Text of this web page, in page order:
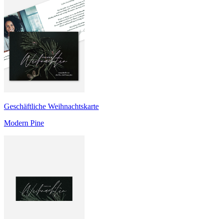
Geschäftliche Weihnachtskarte
Modern Pine